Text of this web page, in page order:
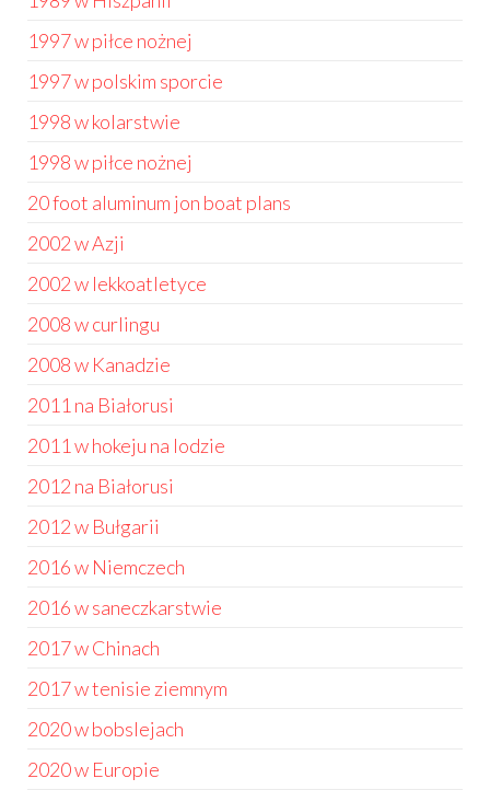
1997 w piłce nożnej
1997 w polskim sporcie
1998 w kolarstwie
1998 w piłce nożnej
20 foot aluminum jon boat plans
2002 w Azji
2002 w lekkoatletyce
2008 w curlingu
2008 w Kanadzie
2011 na Białorusi
2011 w hokeju na lodzie
2012 na Białorusi
2012 w Bułgarii
2016 w Niemczech
2016 w saneczkarstwie
2017 w Chinach
2017 w tenisie ziemnym
2020 w bobslejach
2020 w Europie